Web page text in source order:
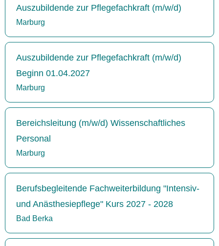
Auszubildende zur Pflegefachkraft (m/w/d)
Marburg
Auszubildende zur Pflegefachkraft (m/w/d)
Beginn 01.04.2027
Marburg
Bereichsleitung (m/w/d) Wissenschaftliches
Personal
Marburg
Berufsbegleitende Fachweiterbildung "Intensiv-
und Anästhesiepflege" Kurs 2027 - 2028
Bad Berka